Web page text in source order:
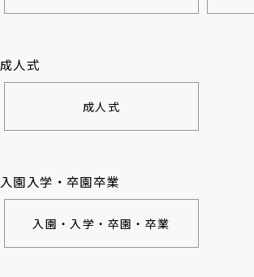
成人式
成人式
入園入学・卒園卒業
入園・入学・卒園・卒業